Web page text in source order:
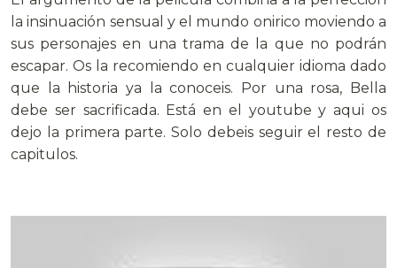
la insinuación sensual y el mundo onirico moviendo a
sus personajes en una trama de la que no podrán
escapar. Os la recomiendo en cualquier idioma dado
que la historia ya la conoceis. Por una rosa, Bella
debe ser sacrificada. Está en el youtube y aqui os
dejo la primera parte. Solo debeis seguir el resto de
capitulos.